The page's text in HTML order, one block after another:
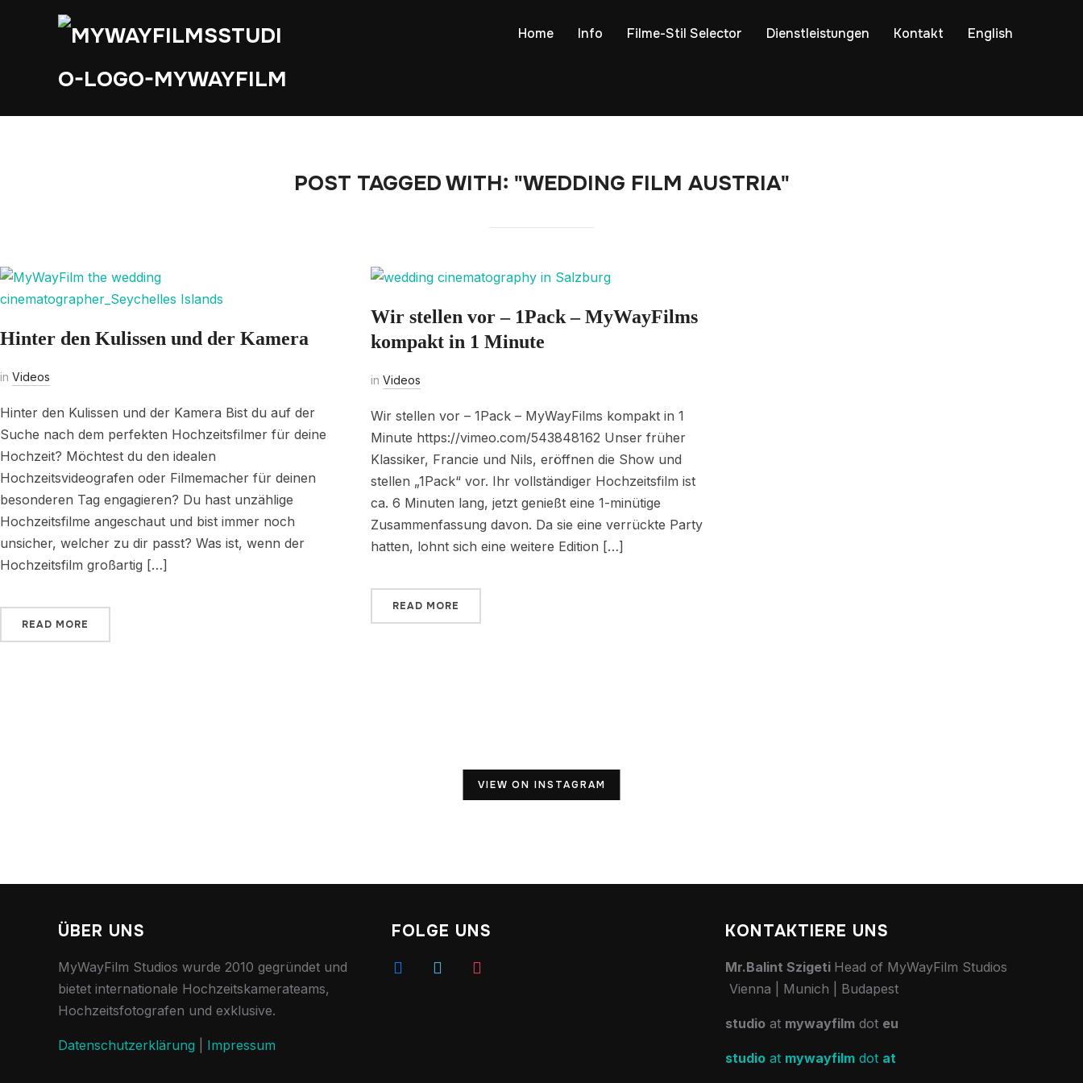
Home Info Filme-Stil Selector Dienstleistungen Kontakt English
POST TAGGED WITH: "WEDDING FILM AUSTRIA"
Hinter den Kulissen und der Kamera
in Videos
Hinter den Kulissen und der Kamera Bist du auf der
Suche nach dem perfekten Hochzeitsfilmer für deine
Hochzeit? Möchtest du den idealen
Hochzeitsvideografen oder Filmemacher für deinen
besonderen Tag engagieren? Du hast unzählige
Hochzeitsfilme angeschaut und bist immer noch
unsicher, welcher zu dir passt? Was ist, wenn der
Hochzeitsfilm großartig […]
READ MORE
Wir stellen vor – 1Pack – MyWayFilms
kompakt in 1 Minute
inVideos
Wir stellen vor – 1Pack – MyWayFilms kompakt in 1
Minute https://vimeo.com/543848162 Unser früher
Klassiker, Francie und Nils, eröffnen die Show und
stellen „1Pack“ vor. Ihr vollständiger Hochzeitsfilm ist
ca. 6 Minuten lang, jetzt genießt eine 1-minütige
Zusammenfassung davon. Da sie eine verrückte Party
hatten, lohnt sich eine weitere Edition […]
READ MORE
VIEW ON INSTAGRAM
ÜBER UNS
MyWayFilm Studios wurde 2010 gegründet und
bietet internationale Hochzeitskamerateams,
Hochzeitsfotografen und exklusive.
Datenschutzerklärung Impressum
FOLGE UNS
facebookvimeo instagram
KONTAKTIERE UNS
Mr.Balint Szigeti Head of MyWayFilm Studios
Vienna | Munich | Budapest
studio at mywayfilm dot eu
studio at mywayfilm dot at